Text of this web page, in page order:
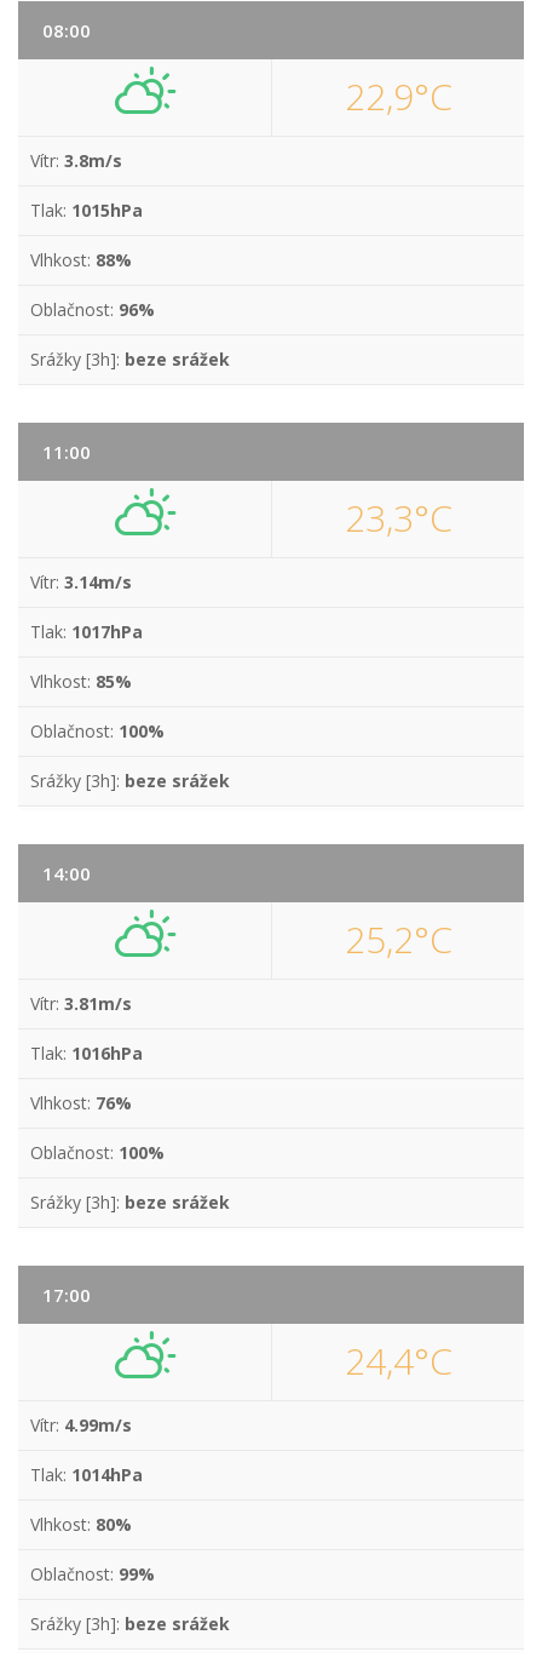
08:00
22,9°C
Vítr: 3.8m/s
Tlak: 1015hPa
Vlhkost: 88%
Oblačnost: 96%
Srážky [3h]: beze srážek
11:00
23,3°C
Vítr: 3.14m/s
Tlak: 1017hPa
Vlhkost: 85%
Oblačnost: 100%
Srážky [3h]: beze srážek
14:00
25,2°C
Vítr: 3.81m/s
Tlak: 1016hPa
Vlhkost: 76%
Oblačnost: 100%
Srážky [3h]: beze srážek
17:00
24,4°C
Vítr: 4.99m/s
Tlak: 1014hPa
Vlhkost: 80%
Oblačnost: 99%
Srážky [3h]: beze srážek